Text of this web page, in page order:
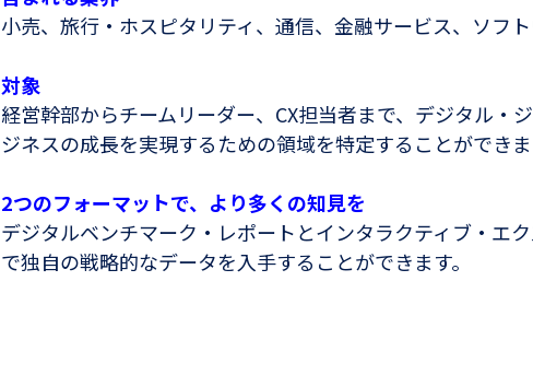
小売、旅行・ホスピタリティ、通信、金融サービス、ソフ
対象
経営幹部からチームリーダー、CX担当者まで、デジタル・
ジネスの成長を実現するための領域を特定することができま
2つのフォーマットで、より多くの知見を
デジタルベンチマーク・レポートとインタラクティブ・エ
で独自の戦略的なデータを入手することができます。